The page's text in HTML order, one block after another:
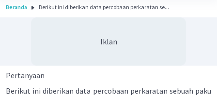
Beranda Berikut ini diberikan data percobaan perkaratan se...
Iklan
Pertanyaan
Berikut ini diberikan data percobaan perkaratan sebuah paku